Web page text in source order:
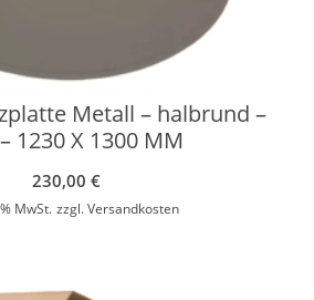
Metall – halbrund –
1230 X 1300 MM
230,00 €
MwSt. zzgl.Versandkosten